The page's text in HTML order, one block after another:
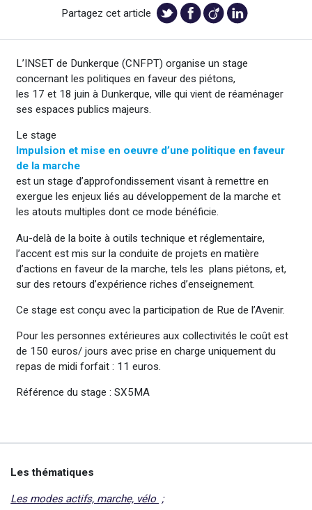
Partagez cet article
L’INSET de Dunkerque (CNFPT) organise un stage
concernant les politiques en faveur des piétons,
les 17 et 18 juin à Dunkerque, ville qui vient de réaménager
ses espaces publics majeurs.
Le stage
Impulsion et mise en oeuvre d’une politique en faveur
de la marche
est un stage d’approfondissement visant à remettre en
exergue les enjeux liés au développement de la marche et
les atouts multiples dont ce mode bénéficie.
Au-delà de la boite à outils technique et réglementaire,
l’accent est mis sur la conduite de projets en matière
d’actions en faveur de la marche, tels les plans piétons, et,
sur des retours d’expérience riches d’enseignement.
Ce stage est conçu avec la participation de Rue de l’Avenir.
Pour les personnes extérieures aux collectivités le coût est
de 150 euros/ jours avec prise en charge uniquement du
repas de midi forfait : 11 euros.
Référence du stage : SX5MA
Les thématiques
Les modes actifs, marche, vélo